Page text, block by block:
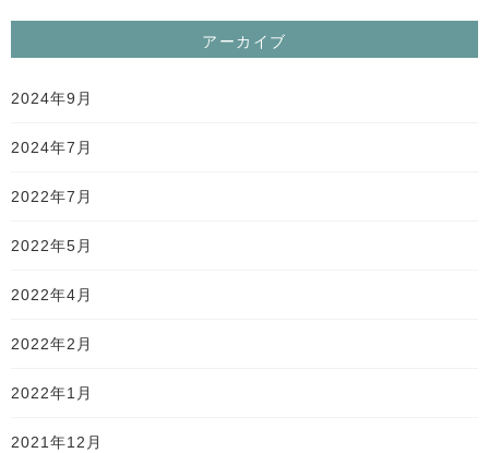
アーカイブ
2024年9月
2024年7月
2022年7月
2022年5月
2022年4月
2022年2月
2022年1月
2021年12月